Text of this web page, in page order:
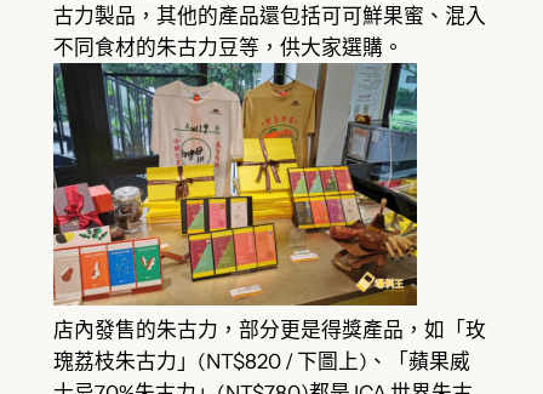
古力製品，其他的產品還包括可可鮮果蜜、混入
不同食材的朱古力豆等，供大家選購。
店內發售的朱古力，部分更是得獎產品，如「玫
瑰荔枝朱古力」(NT$820 / 下圖上)、「蘋果威